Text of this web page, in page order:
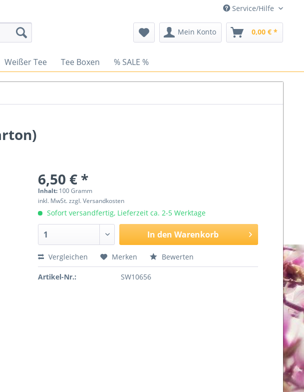
Service/Hilfe
Mein Konto 0,00 € *
Weißer Tee Tee Boxen % SALE %
6,50 € *
Inhalt: 100 Gramm
inkl. MwSt.zzgl. Versandkosten
Sofort versandfertig, Lieferzeit ca. 2-5 Werktage
In den Warenkorb
Vergleichen Merken Bewerten
Artikel-Nr.: SW10656